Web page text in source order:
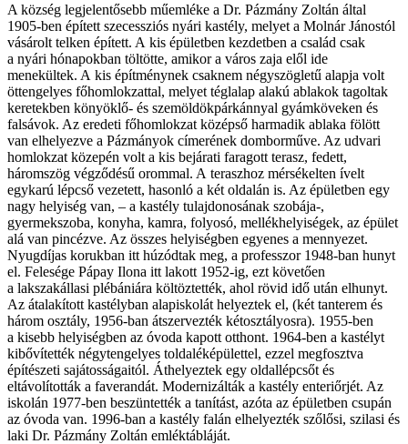
A község legjelentősebb műemléke a Dr. Pázmány Zoltán által
1905-ben épített szecessziós nyári kastély, melyet a Molnár Jánostól
vásárolt telken épített. A kis épületben kezdetben a család csak
a nyári hónapokban töltötte, amikor a város zaja elől ide
menekültek. A kis építménynek csaknem négyszögletű alapja volt
öttengelyes főhomlokzattal, melyet téglalap alakú ablakok tagoltak
keretekben könyöklő- és szemöldökpárkánnyal gyámköveken és
falsávok. Az eredeti főhomlokzat középső harmadik ablaka fölött
van elhelyezve a Pázmányok címerének domborműve. Az udvari
homlokzat közepén volt a kis bejárati faragott terasz, fedett,
háromszög végződésű orommal. A teraszhoz mérsékelten ívelt
egykarú lépcső vezetett, hasonló a két oldalán is. Az épületben egy
nagy helyiség van, – a kastély tulajdonosának szobája-,
gyermekszoba, konyha, kamra, folyosó, mellékhelyiségek, az épület
alá van pincézve. Az összes helyiségben egyenes a mennyezet.
Nyugdíjas korukban itt húzódtak meg, a professzor 1948-ban hunyt
el. Felesége Pápay Ilona itt lakott 1952-ig, ezt követően
a lakszakállasi plébániára költöztették, ahol rövid idő után elhunyt.
Az átalakított kastélyban alapiskolát helyeztek el, (két tanterem és
három osztály, 1956-ban átszervezték kétosztályosra). 1955-ben
a kisebb helyiségben az óvoda kapott otthont. 1964-ben a kastélyt
kibővítették négytengelyes toldaléképülettel, ezzel megfosztva
építészeti sajátosságaitól. Áthelyeztek egy oldallépcsőt és
eltávolították a faverandát. Modernizálták a kastély enteriőrjét. Az
iskolán 1977-ben beszüntették a tanítást, azóta az épületben csupán
az óvoda van. 1996-ban a kastély falán elhelyezték szőlősi, szilasi és
laki Dr. Pázmány Zoltán emléktábláját.